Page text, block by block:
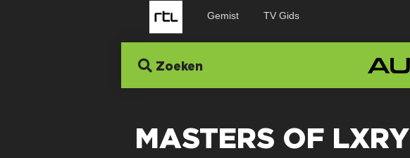
Gemist TV Gids
Zoeken
MASTERS OF LXRY